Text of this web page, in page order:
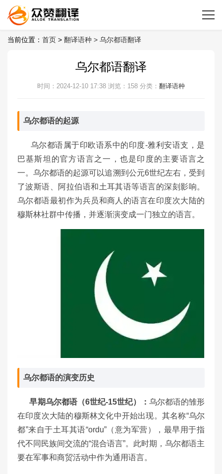
当前位置： 首页 > 翻译语种 > 乌尔都语翻译
乌尔都语翻译
时间：2024-12-10 17:38 浏览：158 分类： 翻译语种
乌尔都语的起源
乌尔都语属于印欧语系中的印度-雅利安语支，是
巴基斯坦的官方语言之一，也是印度的主要语言之
一。乌尔都语的起源可以追溯到公元6世纪左右，受到
了波斯语、阿拉伯语和土耳其语等语言的深刻影响。
乌尔都语最初作为兵员和商人的语言在印度次大陆的
穆斯林社群中传播，并逐渐演变成一门独立的语言。
乌尔都语的演变历史
早期乌尔都语（6世纪-15世纪）： 乌尔都语的雏形
在印度次大陆的穆斯林文化中开始出现。其名称“乌尔
都”来自于土耳其语“ordu”（意为军营），最早用于指
代不同民族间交流的“混合语言”。此时期，乌尔都语主
要在军事和商贸活动中作为通用语言。